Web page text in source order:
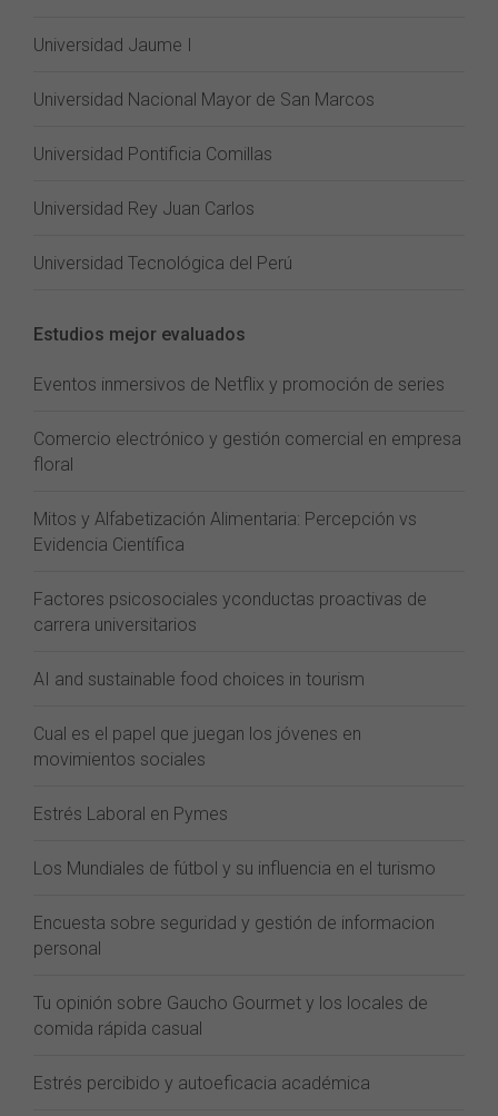
Universidad Jaume I
Universidad Nacional Mayor de San Marcos
Universidad Pontificia Comillas
Universidad Rey Juan Carlos
Universidad Tecnológica del Perú
Estudios mejor evaluados
Eventos inmersivos de Netflix y promoción de series
Comercio electrónico y gestión comercial en empresa
floral
Mitos y Alfabetización Alimentaria: Percepción vs
Evidencia Científica
Factores psicosociales yconductas proactivas de
carrera universitarios
AI and sustainable food choices in tourism
Cual es el papel que juegan los jóvenes en
movimientos sociales
Estrés Laboral en Pymes
Los Mundiales de fútbol y su influencia en el turismo
Encuesta sobre seguridad y gestión de informacion
personal
Tu opinión sobre Gaucho Gourmet y los locales de
comida rápida casual
Estrés percibido y autoeficacia académica